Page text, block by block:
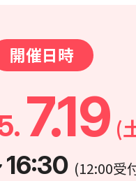
開催日時
7.19 (
(12:00受